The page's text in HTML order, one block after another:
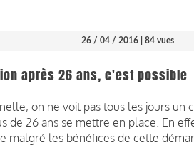
26 / 04 / 2016 | 84 vues
après 26 ans, c'est possible
on ne voit pas tous les jours un
de 26 ans se mettre en place. En
malgré les bénéfices de cette